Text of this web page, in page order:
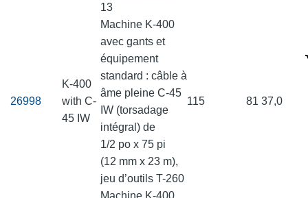
13
26998
K-400
with C-
45 IW
Machine K-400
avec gants et
équipement
standard : câble à
âme pleine C-45
IW (torsadage
intégral) de
1/2 po x 75 pi
(12 mm x 23 m),
jeu d’outils T-260
115 81 37,0
Machine K-400